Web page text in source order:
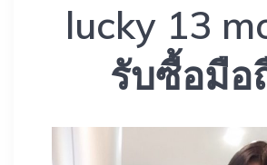
lucky 13
รับซื้อมือ